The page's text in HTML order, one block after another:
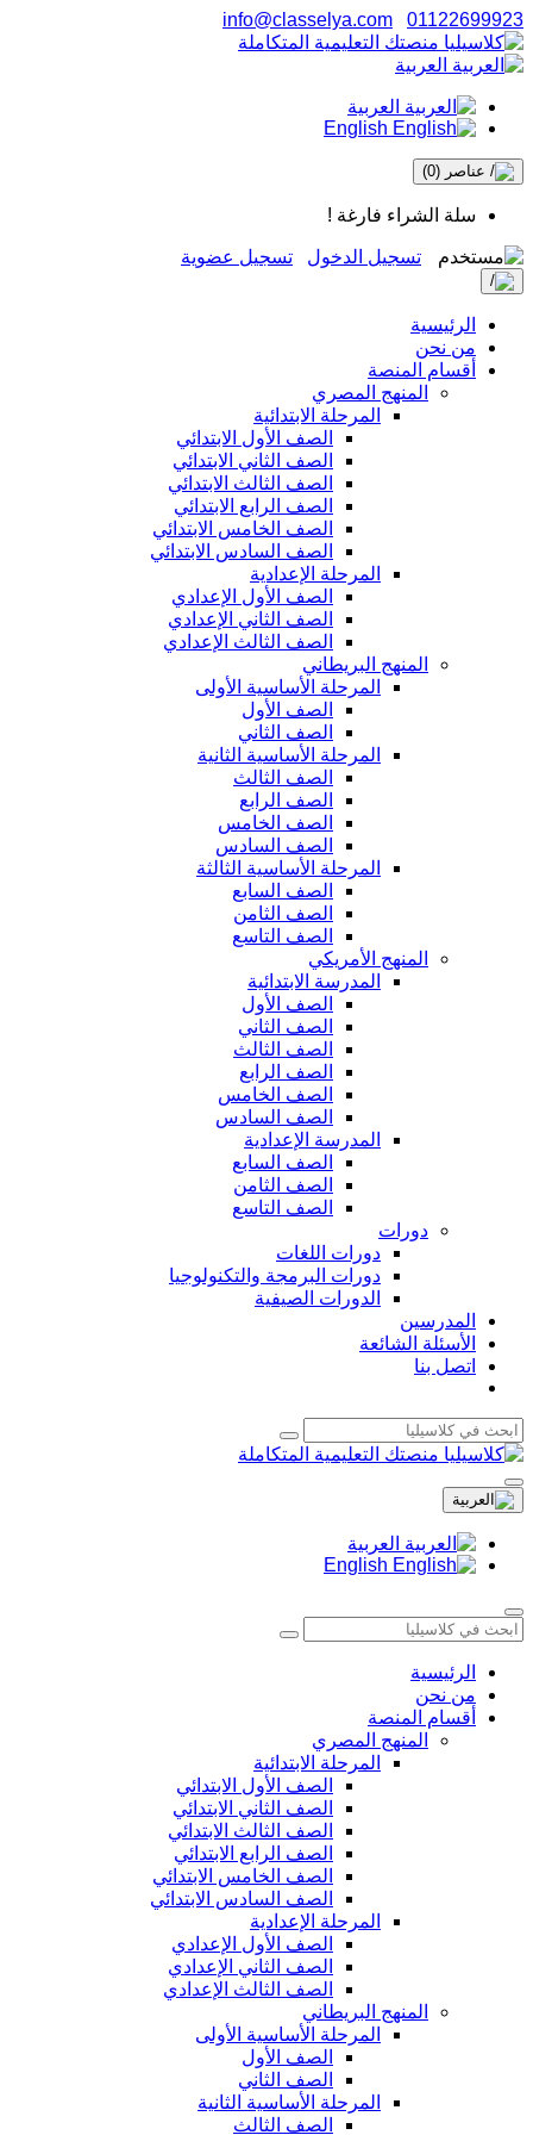
01122699923
info@classelya.com
العربية
العربية
English
عناصر (0)
سلة الشراء فارغة !
تسجيل الدخول تسجيل عضوية
الرئيسية
من نحن
أقسام المنصة
المنهج المصري
المرحلة الابتدائية
الصف الأول الابتدائي
الصف الثاني الابتدائي
الصف الثالث الابتدائي
الصف الرابع الابتدائي
الصف الخامس الابتدائي
الصف السادس الابتدائي
المرحلة الإعدادية
الصف الأول الإعدادي
الصف الثاني الإعدادي
الصف الثالث الإعدادي
المنهج البريطاني
المرحلة الأساسية الأولى
الصف الأول
الصف الثاني
المرحلة الأساسية الثانية
الصف الثالث
الصف الرابع
الصف الخامس
الصف السادس
المرحلة الأساسية الثالثة
الصف السابع
الصف الثامن
الصف التاسع
المنهج الأمريكي
المدرسة الابتدائية
الصف الأول
الصف الثاني
الصف الثالث
الصف الرابع
الصف الخامس
الصف السادس
المدرسة الإعدادية
الصف السابع
الصف الثامن
الصف التاسع
دورات
دورات اللغات
دورات البرمجة والتكنولوجيا
الدورات الصيفية
المدرسين
الأسئلة الشائعة
اتصل بنا
العربية
الرئيسية
من نحن
أقسام المنصة
المنهج المصري
المرحلة الابتدائية
الصف الأول الابتدائي
الصف الثاني الابتدائي
الصف الثالث الابتدائي
الصف الرابع الابتدائي
الصف الخامس الابتدائي
الصف السادس الابتدائي
المرحلة الإعدادية
الصف الأول الإعدادي
الصف الثاني الإعدادي
الصف الثالث الإعدادي
المنهج البريطاني
المرحلة الأساسية الأولى
الصف الأول
الصف الثاني
المرحلة الأساسية الثانية
الصف الثالث